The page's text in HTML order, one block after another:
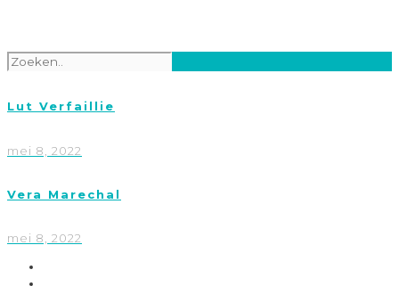
Lut Verfaillie
mei 8, 2022
Vera Marechal
mei 8, 2022